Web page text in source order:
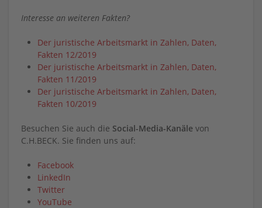
Interesse an weiteren Fakten?
Der juristische Arbeitsmarkt in Zahlen, Daten,
Fakten 12/2019
Der juristische Arbeitsmarkt in Zahlen, Daten,
Fakten 11/2019
Der juristische Arbeitsmarkt in Zahlen, Daten,
Fakten 10/2019
Besuchen Sie auch die Social-Media-Kanäle von
C.H.BECK. Sie finden uns auf:
Facebook
LinkedIn
Twitter
YouTube